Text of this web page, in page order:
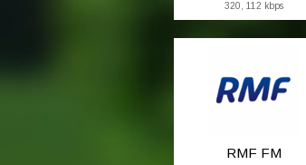
320, 112 kbps
RMF FM